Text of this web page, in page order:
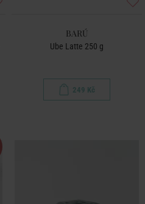
BARÚ
Ube Latte 250 g
249 Kč